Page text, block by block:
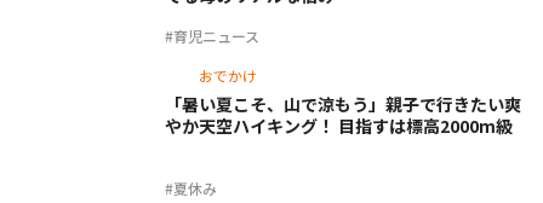
#育児ニュース
おでかけ
#夏休み
「暑い夏こそ、山で涼もう」親子で行きたい爽
やか天空ハイキング！ 目指すは標高2000m級